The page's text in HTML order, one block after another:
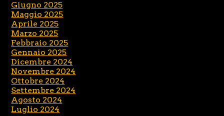
Giugno 2025
Maggio 2025
Aprile 2025
Marzo 2025
Febbraio 2025
Gennaio 2025
Dicembre 2024
Novembre 2024
Ottobre 2024
Settembre 2024
Agosto 2024
Luglio 2024